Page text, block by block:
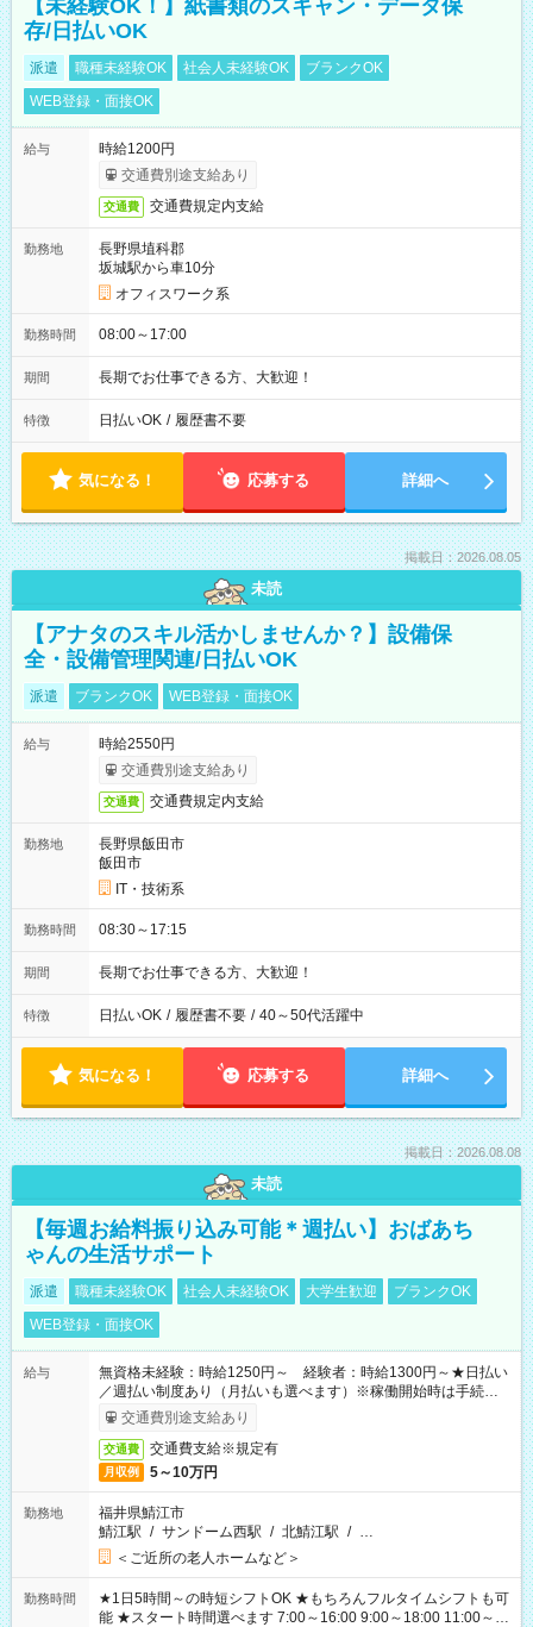
【未経験OK！】紙書類のスキャン・データ保
存/日払いOK
派遣 職種未経験OK 社会人未経験OK
ブランクOK
WEB登録・面接OK
給与
時給1200円
交通費別途支給あり
交通費 交通費規定内支給
勤務地
長野県埴科郡
坂城駅から車10分
オフィスワーク系
勤務時間 08:00～17:00
期間 長期でお仕事できる方、大歓迎！
特徴 日払いOK / 履歴書不要
気になる！ 応募する 詳細へ
掲載日：2026.08.05
未読
【アナタのスキル活かしませんか？】設備保
全・設備管理関連/日払いOK
派遣 ブランクOK WEB登録・面接OK
給与
時給2550円
交通費別途支給あり
交通費 交通費規定内支給
勤務地
長野県飯田市
飯田市
IT・技術系
勤務時間 08:30～17:15
期間 長期でお仕事できる方、大歓迎！
特徴 日払いOK / 履歴書不要 / 40～50代活躍中
気になる！ 応募する 詳細へ
掲載日：2026.08.08
未読
【毎週お給料振り込み可能＊週払い】おばあち
ゃんの生活サポート
派遣 職種未経験OK 社会人未経験OK 大学生歓迎
ブランクOK
WEB登録・面接OK
給与
無資格未経験：時給1250円～ 経験者：時給1300円～★日払い
／週払い制度あり（月払いも選べます）※稼働開始時は手続き完
了次第のお支払いとなります。
交通費別途支給あり
交通費 交通費支給※規定有
月収例 5～10万円
勤務地
福井県鯖江市
鯖江駅 / サンドーム西駅 / 北鯖江駅 / …
＜ご近所の老人ホームなど＞
勤務時間
★1日5時間～の時短シフトOK ★もちろんフルタイムシフトも可
能 ★スタート時間選べます 7:00～16:00 9:00～18:00 11:00～